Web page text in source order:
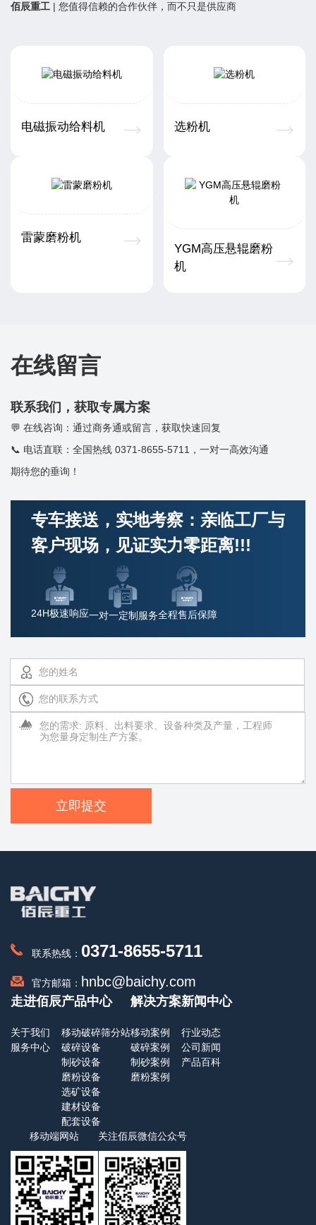
佰辰重工 | 您值得信赖的合作伙伴，而不只是供应商
电磁振动给料机 选粉机
雷蒙磨粉机
YGM高压悬辊磨粉
机
在线留言
联系我们，获取专属方案
在线咨询：通过商务通或留言，获取快速回复
电话直联：全国热线 0371-8655-5711，一对一高效沟通
期待您的垂询！
专车接送，实地考察：亲临工厂与
客户现场，见证实力零距离!!!
24H极速响应一对一定制服务全程售后保障
立即提交
联系热线： 0371-8655-5711
官方邮箱： hnbc@baichy.com
走进佰辰
关于我们
服务中心
产品中心
移动破碎筛分站
破碎设备
制砂设备
磨粉设备
选矿设备
建材设备
配套设备
解决方案
移动案例
破碎案例
制砂案例
磨粉案例
新闻中心
行业动态
公司新闻
产品百科
移动端网站 关注佰辰微信公众号